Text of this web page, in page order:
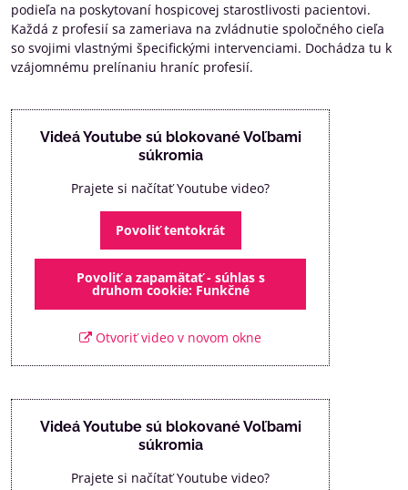
podieľa na poskytovaní hospicovej starostlivosti pacientovi.
Každá z profesií sa zameriava na zvládnutie spoločného cieľa
so svojimi vlastnými špecifickými intervenciami. Dochádza tu k
vzájomnému prelínaniu hraníc profesií.
Videá Youtube sú blokované Voľbami
súkromia
Prajete si načítať Youtube video?
Povoliť tentokrát
Povoliť a zapamätať - súhlas s
druhom cookie: Funkčné
Otvoriť video v novom okne
Videá Youtube sú blokované Voľbami
súkromia
Prajete si načítať Youtube video?